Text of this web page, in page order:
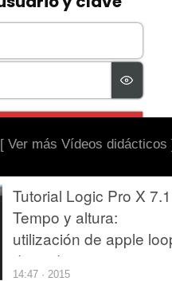
[ Ver más Vídeos didácticos
Tutorial Logic Pro X 7.1
Tempo y altura:
utilización de apple
de audio
14:47 · 2015